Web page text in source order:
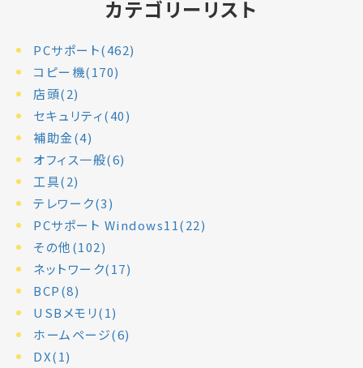
カテゴリーリスト
PCサポート(462)
コピー機(170)
店頭(2)
セキュリティ(40)
補助金(4)
オフィス一般(6)
工具(2)
テレワーク(3)
PCサポート Windows11(22)
その他(102)
ネットワーク(17)
BCP(8)
USBメモリ(1)
ホームページ(6)
DX(1)